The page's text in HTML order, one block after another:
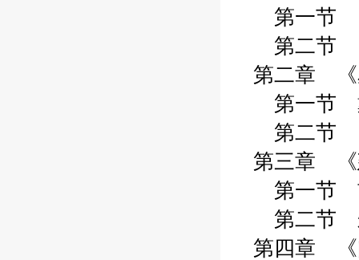
第一节 《
第二节 《
第二章 《
第一节 戴
第二节 《
第三章 《
第一节 胡
第二节 朱
第四章 《